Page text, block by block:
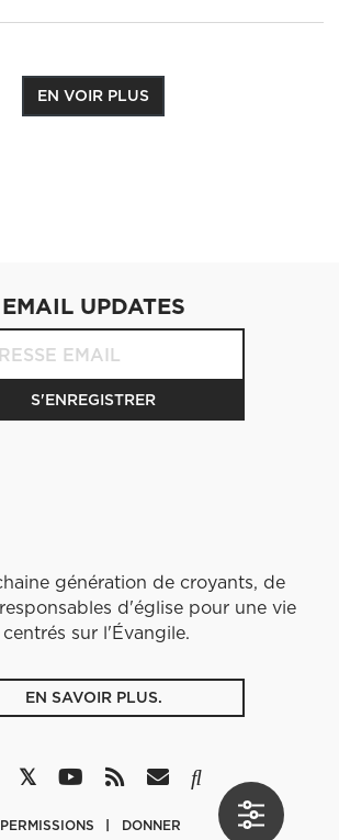
EN VOIR PLUS
génération de croyants, de
d'église pour une vie
sur l'Évangile.
EN SAVOIR PLUS.
EMAIL UPDATES
PERMISSIONS DONNER